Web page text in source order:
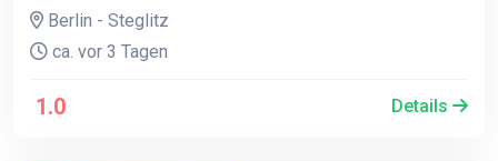
Berlin - Steglitz
ca. vor 3 Tagen
1.0 Details